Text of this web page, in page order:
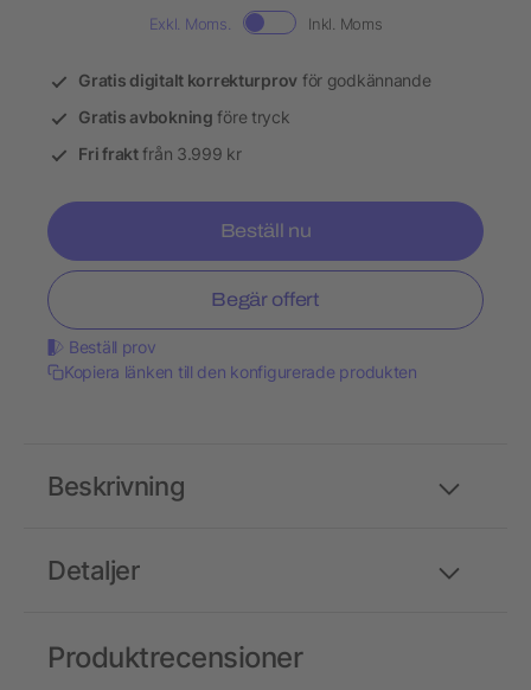
Exkl. Moms. Inkl. Moms
Gratis digitalt korrekturprov för godkännande
Gratis avbokning före tryck
Fri fraktfrån 3.999 kr
Beställ nu
Begär offert
Beställ prov
Kopiera länken till den konfigurerade produkten
Detaljer
Beskrivning
Produktrecensioner